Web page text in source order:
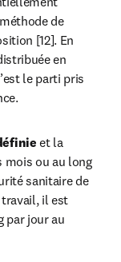
de
[12]. En
en
le parti pris
et la
mois ou au long
sanitaire de
travail, il est
par jour au